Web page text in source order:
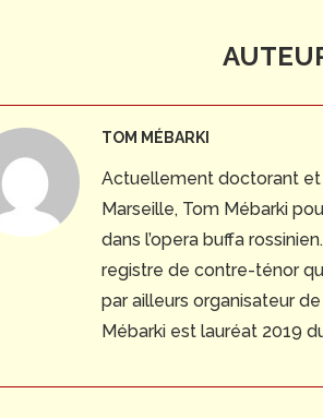
TOM MÉBARKI
Actuellement doctorant et
Marseille, Tom Mébarki
dans l’opera buffa
registre de contre-ténor
par ailleurs organisateur
Mébarki est lauréat 2019